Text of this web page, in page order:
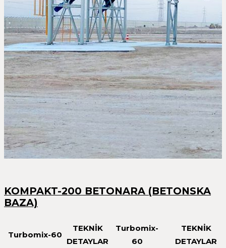
KOMPAKT-200 BETONARA (BETONSKA
BAZA)
Turbomix-60
TEKNİK
DETAYLAR
Turbomix-
60
TEKNİK
DETAYLAR